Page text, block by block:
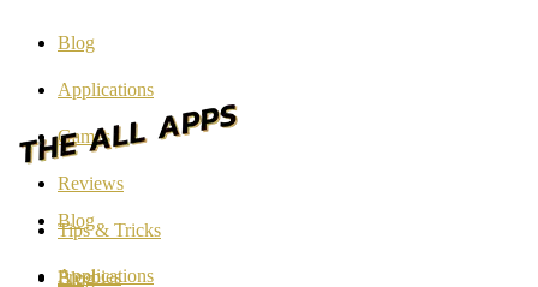
Blog
Applications
Games
Reviews
Tips & Tricks
Freebies
Blog
Applications
Blog